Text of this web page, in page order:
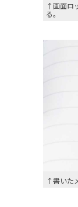
↑画面ロ
る。
↑書いた